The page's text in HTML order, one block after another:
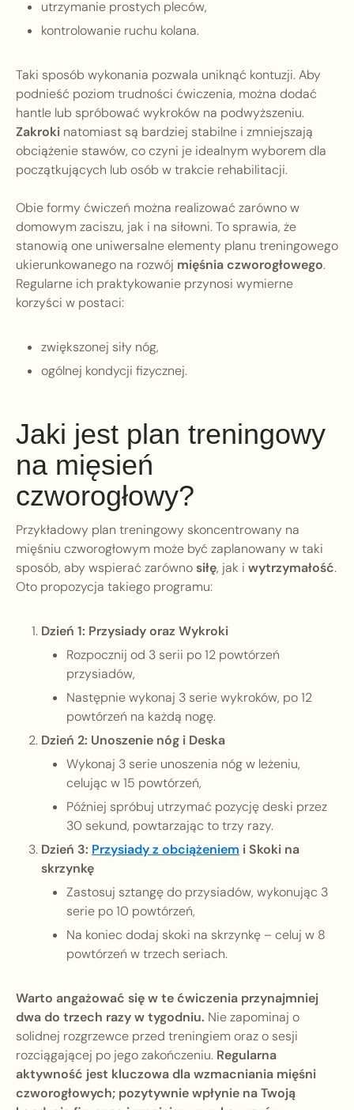
utrzymanie prostych pleców,
kontrolowanie ruchu kolana.
Taki sposób wykonania pozwala uniknąć kontuzji. Aby
podnieść poziom trudności ćwiczenia, można dodać
hantle lub spróbować wykroków na podwyższeniu.
Zakroki natomiast są bardziej stabilne i zmniejszają
obciążenie stawów, co czyni je idealnym wyborem dla
początkujących lub osób w trakcie rehabilitacji.
Obie formy ćwiczeń można realizować zarówno w
domowym zaciszu, jak i na siłowni. To sprawia, że
stanowią one uniwersalne elementy planu treningowego
ukierunkowanego na rozwój mięśnia czworogłowego.
Regularne ich praktykowanie przynosi wymierne
korzyści w postaci:
zwiększonej siły nóg,
ogólnej kondycji fizycznej.
Jaki jest plan treningowy
na mięsień
czworogłowy?
Przykładowy plan treningowy skoncentrowany na
mięśniu czworogłowym może być zaplanowany w taki
sposób, aby wspierać zarównosiłę, jak i wytrzymałość.
Oto propozycja takiego programu:
Dzień 1: Przysiady oraz Wykroki
Rozpocznij od 3 serii po 12 powtórzeń
przysiadów,
Następnie wykonaj 3 serie wykroków, po 12
powtórzeń na każdą nogę.
Dzień 2: Unoszenie nóg i Deska
Wykonaj 3 serie unoszenia nóg w leżeniu,
celując w 15 powtórzeń,
Później spróbuj utrzymać pozycję deski przez
30 sekund, powtarzając to trzy razy.
Dzień 3: Przysiady z obciążeniem i Skoki na
skrzynkę
Zastosuj sztangę do przysiadów, wykonując 3
serie po 10 powtórzeń,
Na koniec dodaj skoki na skrzynkę – celuj w 8
powtórzeń w trzech seriach.
Warto angażować się w te ćwiczenia przynajmniej
dwa do trzech razy w tygodniu. Nie zapominaj o
solidnej rozgrzewce przed treningiem oraz o sesji
rozciągającej po jego zakończeniu. Regularna
aktywność jest kluczowa dla wzmacniania mięśni
czworogłowych; pozytywnie wpłynie na Twoją